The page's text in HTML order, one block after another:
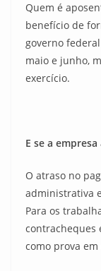
Quem é
benefício de
governo
maio e junho,
exercício.
E se a
O atraso no
administrativa
Para os
contracheques
como prova